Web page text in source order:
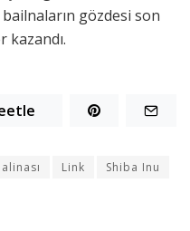
gözdesi son
kazandı.
Link Shiba Inu